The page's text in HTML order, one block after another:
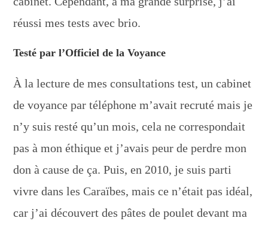
réussi mes tests avec brio.
Testé par l’Officiel de la Voyance
À la lecture de mes consultations test, un cabinet
de voyance par téléphone m’avait recruté mais je
n’y suis resté qu’un mois, cela ne correspondait
pas à mon éthique et j’avais peur de perdre mon
don à cause de ça. Puis, en 2010, je suis parti
vivre dans les Caraïbes, mais ce n’était pas idéal,
car j’ai découvert des pâtes de poulet devant ma